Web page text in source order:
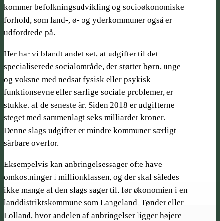
kommer befolkningsudvikling og socioøkonomiske
forhold, som land-, ø- og yderkommuner også er
udfordrede på.
Her har vi blandt andet set, at udgifter til det
specialiserede socialområde, der støtter børn, unge
og voksne med nedsat fysisk eller psykisk
funktionsevne eller særlige sociale problemer, er
stukket af de seneste år. Siden 2018 er udgifterne
steget med sammenlagt seks milliarder kroner.
Denne slags udgifter er mindre kommuner særligt
sårbare overfor.
Eksempelvis kan anbringelsessager ofte have
omkostninger i millionklassen, og der skal således
ikke mange af den slags sager til, før økonomien i en
landdistrikts­kommune som Langeland, Tønder eller
Lolland, hvor andelen af anbringelser ligger højere